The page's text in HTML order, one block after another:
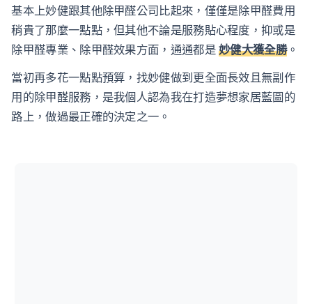
基本上妙健跟其他除甲醛公司比起來，僅僅是除甲醛費用
稍貴了那麼一點點，但其他不論是服務貼心程度，抑或是
除甲醛專業、除甲醛效果方面，通通都是 妙健大獲全勝。
當初再多花一點點預算，找妙健做到更全面長效且無副作
用的除甲醛服務，是我個人認為我在打造夢想家居藍圖的
路上，做過最正確的決定之一。